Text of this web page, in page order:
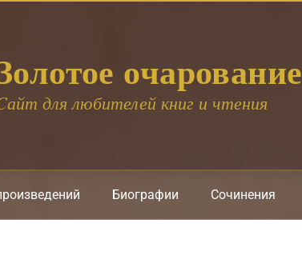
очарование
для любителей книг и чтения
Биографии Сочинения